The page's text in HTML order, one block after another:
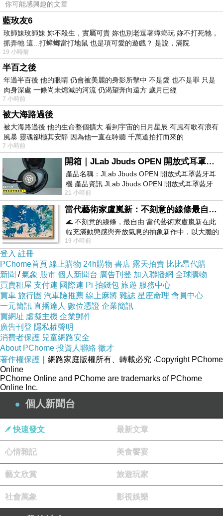
你可能感興趣的文章
藍玫友6
玫師妹玫師妹 妳不殺生，實屬可貴 妳也別老逗著蟑螂玩 妳不打死牠，
抓弄牠 這...打蟑螂當打地鼠 也是項可愛的遊戲？ 是說，滿院
19 小時前
半百之後
年過半百後 他的眼睛 仍會被美麗的身影所擊中 不是愛 也不是罪 只是
肉身深處 一條尚未熄滅的河流 仍渴望奔向遠方 歲月已經
7 小時前
被大海路過後
被大海路過後 他的生命整個擴大 看到宇宙的日月星辰 有風有歌有浪有
風暴 靈魂卻極其安靜 因為他一直在聆聽 千萬道拍打而來的
7 小時前
開箱｜JLab Jbuds OPEN 開放式耳罩藍牙耳機 - 設計美學，輕巧、透氣、環境音全物理達成！
產品名稱：JLab Jbuds OPEN 開放式耳罩藍牙耳
機 產品資訊 JLab Jbuds OPEN 開放式耳罩藍牙
耳機評語：非常有特色，值得喜愛美型工
21 小時前
當代藝術家盧嵐新：不刻意的線條最自由，讓色彩流動、筆觸自己說話
🌊 不刻意的線條，最自由 當代藝術家盧嵐新在此
幅充滿動態感與奔放氣息的抽象新作中，以大膽的
藍色顏料在白色畫布上揮灑、壓印與流淌
19 小時前
登入 註冊
PChome首頁 線上購物 24h購物 書店 露天拍賣 比比昂代購
新聞 /氣象 股市 個人新聞台 廣告刊登 加入聯播網 全球購物
買賣租屋 支付連 國際連 Pi 拍錢包 旅遊 服務中心
買車 旅行團 汽車險推薦 線上麻將 雜誌 星座命理 會員中心
一元簡訊 直播達人 數位憑證 企業簡訊
買網址 虛擬主機 企業郵件
廣告刊登 隱私權聲明
消費者保護 兒童網路安全
About PChome 投資人聯絡 徵才
著作權保護 ｜網路家庭版權所有、轉載必究 ‧Copyright PChome
Online
PChome Online and PChome are trademarks of PChome
Online Inc.
個人新聞台
快速發文 最新文章
心情雜記 美食饗宴
藝文欣賞 旅遊玩家
社會萬象 影視娛樂